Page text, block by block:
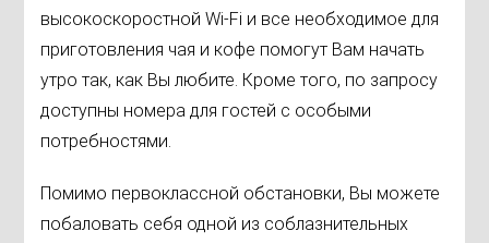
высокоскоростной Wi-Fi и все необходимое для
приготовления чая и кофе помогут Вам начать
утро так, как Вы любите. Кроме того, по запросу
доступны номера для гостей с особыми
потребностями.
Помимо первоклассной обстановки, Вы можете
побаловать себя одной из соблазнительных